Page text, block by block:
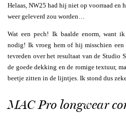
Helaas, NW25 had hij niet op voorraad en
weer geleverd zou worden…
Wat een pech! Ik baalde enorm, want
nodig! Ik vroeg hem of hij misschien
tevreden over het resultaat van de Studio
de goede dekking en de romige textuur,
beetje zitten in de lijntjes. Ik stond dus
MAC Pro longwear